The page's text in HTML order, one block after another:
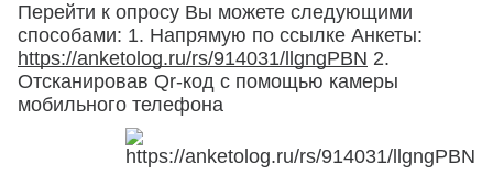
Перейти к опросу Вы можете следующими
способами: 1. Напрямую по ссылке Анкеты:
https://anketolog.ru/rs/914031/llgngPBN 2.
Отсканировав Qr-код с помощью камеры
мобильного телефона